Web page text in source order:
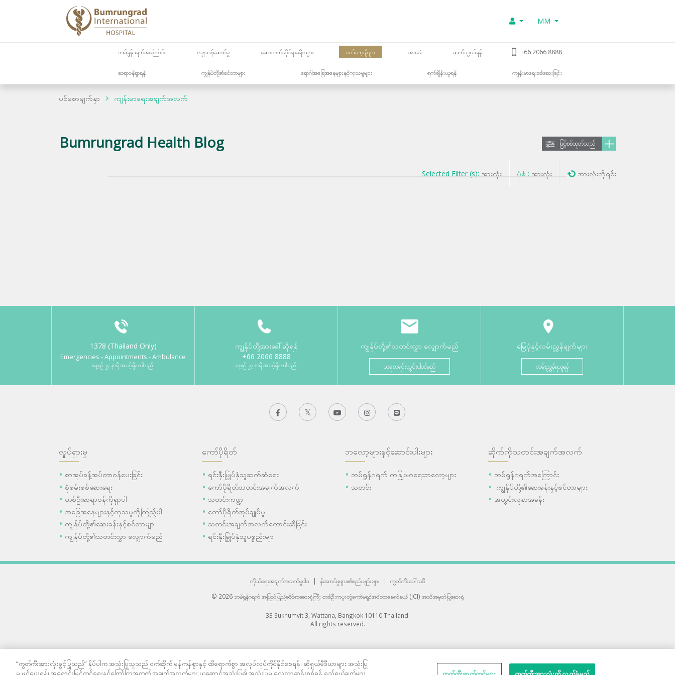
MM
ဘမ်ရွန်ဂရက်အကြောင်း လူနာဝန်ဆောင်မှု ဆေးဘက်ဆိုင်ရာခရီးသွား ပက်ကေ့ချ်များ အာမခံ ဆက်သွယ်ရန် +66 2066 8888
ဆရာဝန်ရှာရန် ကျွန်ုပ်တို့၏စင်တာများ ရောဂါအခြေအနေများနှင့်ကုသမှုများ ရက်ချိန်းယူရန် ကျန်းမာရေးစစ်ဆေးခြင်း
ပင်မစာမျက်နှာ ကျန်းမာရေးအချက်အလက်
Bumrungrad Health Blog ဖြင့်စစ်ထုတ်သည်
Selected Filter (s): အားလုံး ပုံစံ : အားလုံး အားလုံးကိုရှင်း
1378 (Thailand Only)
Emergencies - Appointments - Ambulance
နေ့စဉ် ၂၄ နာရီ အသင့်ရှိနေပါသည်။
ကျွန်ုပ်တို့အားခေါ်ဆိုရန်
+66 2066 8888
နေ့စဉ် ၂၄ နာရီ အသင့်ရှိနေပါသည်။
ကျွန်ုပ်တို့၏သတင်းလွှာ လျှောက်မည်
ယခုစာရင်းသွင်းပါဝင်မည်
မြေပုံနှင့်လမ်းညွှန်ချက်များ
လမ်းညွှန်ရယူရန်
လှုပ်ရှားမှု
စာအုပ်ခန့်အပ်တာဝန်ပေးခြင်း
စုံစမ်းစစ်ဆေးရေး
တစ်ဦးဆရာဝန်ကိုရှာပါ
အခြေအနေများနှင့်ကုသမှုကိုကြည့်ပါ
ကျွန်ုပ်တို့၏ဆေးခန်းနှင့်စင်တာမျာ
ကျွန်ုပ်တို့၏သတင်းလွှာ လျှောက်မည်
ကော်ပိုရိတ်
ရင်းနှီးမြှုပ်နှံသူဆက်ဆံရေး
ကော်ပိုရိတ်သတင်းအချက်အလက်
သတင်းကဏ္ဍ
ကော်ပိုရိတ်အုပ်ချုပ်မှု
သတင်းအချက်အလက်တောင်းဆိုခြင်း
ရင်းနှီးမြှုပ်နှံသူပစ္စည်းမျာ
ဘလော့များနှင့်ဆောင်းပါးများ
ဘမ်ရွန်ဂရက် ကနျြးမာရေးဘလော့များ
သတင်း
ဆိုက်ကိုသတင်းအချက်အလက်
ဘမ်ရွန်ဂရက်အကြောင်း
ကျွန်ုပ်တို့၏ဆေးခန်းနှင့်စင်တာများ
အတွင်းလူနာအခန်း
ကိုယ်ရေးအချက်အလက်မူဝါဒ | န်ဆောင်မှုများ၏စည်းမျဉ်းများ |
ကွတ်ကီးပေါ်လစီ
© 2026 ဘမ်ရွန်ဂရက် အပြည်ပြည်ဆိုင်ရာဆေးရုံကြီး တစ်ဦးကပူးတွဲကော်မရှင်အင်တာနေရှင်နယ် (JCI) အသိအမှတ်ပြုဆေးရုံ
33 Sukhumvit 3, Wattana, Bangkok 10110 Thailand.
All rights reserved.
“ကွတ်ကီးအားလုံးခွင့်ပြုသည်” နှိပ်ပါက အသုံးပြုသူသည် ဝက်ဆိုက် မှန်ကန်စွာနှင့် ထိရောက်စွာ အလုပ်လုပ်ကိုင်နိုင်စေရန်၊ ဆိုရှယ်မီဒီယာများ အသုံးပြု
မှု ဖွင့်ပေးရန်၊ အရောင်းမြှင့်တင်ရေးနှင့်ကြော်ငြာအတွက် အချက်အလက်များ ယူဆောင်အသုံးပြု၍ အသုံးပြုမှု လေ့လာဆန်းစစ်ရန် ရည်ရွယ်ချက်များ